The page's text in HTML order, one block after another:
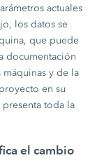
actuales
los datos se
que puede
documentación
y de la
en su
toda la
el cambio